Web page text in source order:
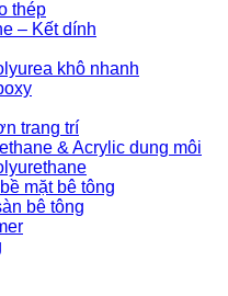
thép
– Kết dính
khô nhanh
trang trí
& Acrylic dung môi
mặt bê tông
bê tông